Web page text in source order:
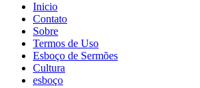
Inicio
Contato
Sobre
Termos de Uso
Esboço de Sermões
Cultura
esboço